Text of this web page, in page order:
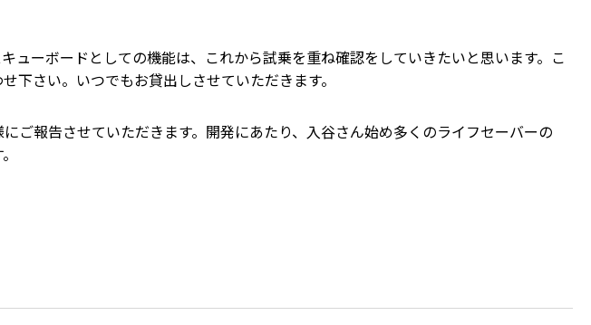
ーボードとしての機能は、これから試乗を重ね確認をしていきたいと思います。こ
下さい。いつでもお貸出しさせていただきます。
ご報告させていただきます。開発にあたり、入谷さん始め多くのライフセーバーの